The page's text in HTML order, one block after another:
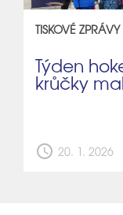
TISKOVÉ ZPRÁVY
Týden
krůčky
schedule 20. 1. 2026